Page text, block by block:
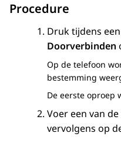
Procedure
Druk tijdens
Doorverbinden
Op de telefoon
bestemming
De eerste oproep
Voer een van
vervolgens op